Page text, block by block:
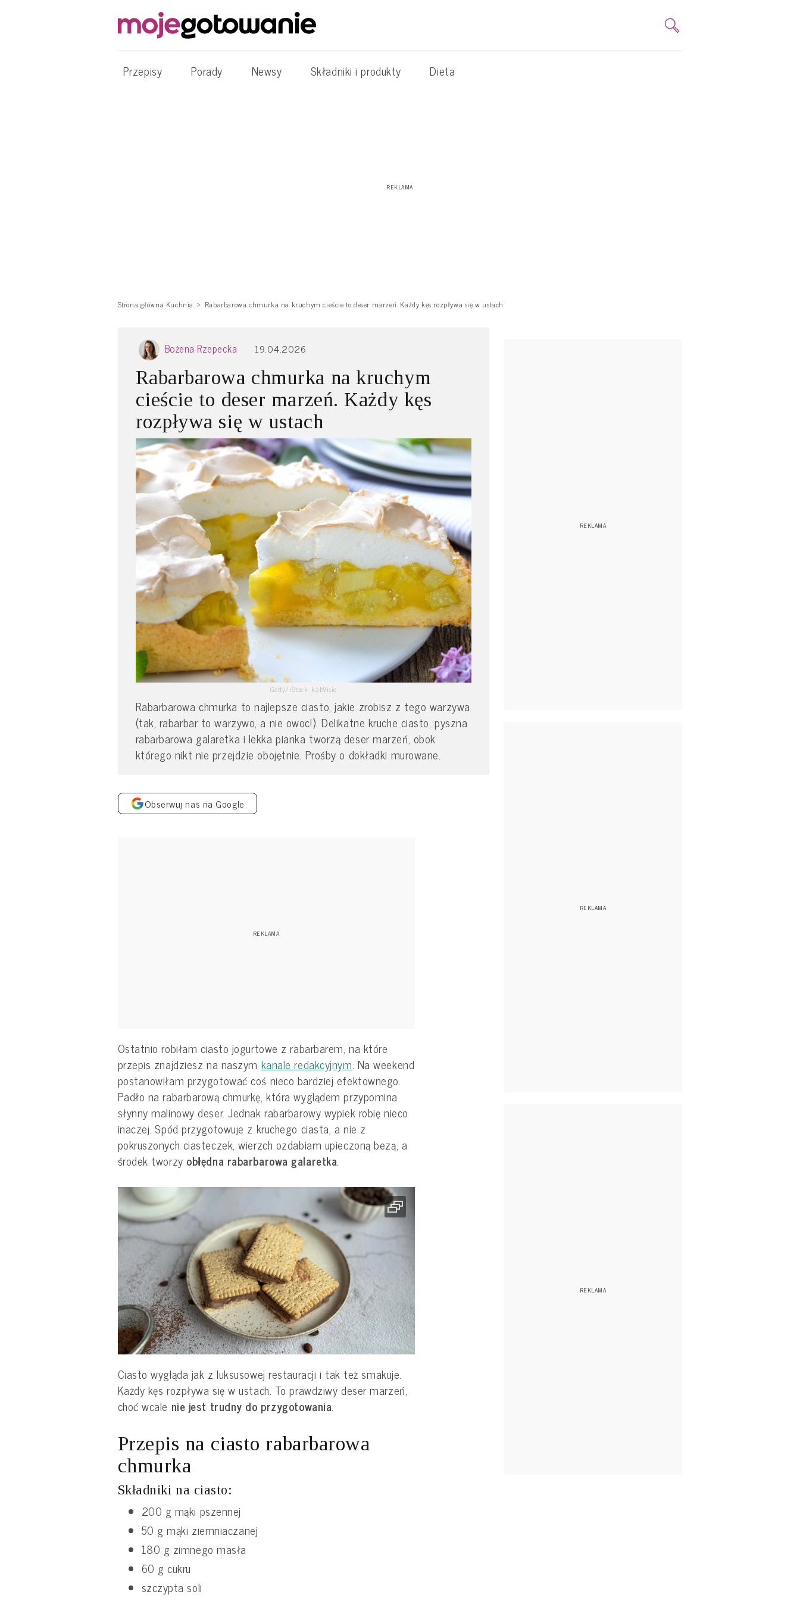
Przepisy Porady Newsy Składniki i produkty Dieta
Strona główna Kuchnia Rabarbarowa chmurka na kruchym cieście to deser marzeń. Każdy kęs rozpływa się w ustach
Bożena Rzepecka 19.04.2026
Rabarbarowa chmurka na kruchym
cieście to deser marzeń. Każdy kęs
rozpływa się w ustach
Getty/iStock, kabVisio
Rabarbarowa chmurka to najlepsze ciasto, jakie zrobisz z tego warzywa
(tak, rabarbar to warzywo, a nie owoc!). Delikatne kruche ciasto, pyszna
rabarbarowa galaretka i lekka pianka tworzą deser marzeń, obok
którego nikt nie przejdzie obojętnie. Prośby o dokładki murowane.
Obserwuj nas na Google
Ostatnio robiłam ciasto jogurtowe z rabarbarem, na które
przepis znajdziesz na naszym kanale redakcyjnym. Na weekend
postanowiłam przygotować coś nieco bardziej efektownego.
Padło na rabarbarową chmurkę, która wyglądem przypomina
słynny malinowy deser. Jednak rabarbarowy wypiek robię nieco
inaczej. Spód przygotowuje z kruchego ciasta, a nie z
pokruszonych ciasteczek, wierzch ozdabiam upieczoną bezą, a
środek tworzy obłędna rabarbarowa galaretka.
Ciasto wygląda jak z luksusowej restauracji i tak też smakuje.
Każdy kęs rozpływa się w ustach. To prawdziwy deser marzeń,
choć wcale nie jest trudny do przygotowania.
Przepis na ciasto rabarbarowa
chmurka
Składniki na ciasto:
200 g mąki pszennej
50 g mąki ziemniaczanej
180 g zimnego masła
60 g cukru
szczypta soli